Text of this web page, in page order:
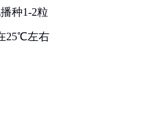
种1-2粒
25℃左右